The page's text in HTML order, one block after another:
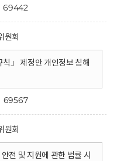
69442
원회
칙」 제정안 개인정보 침해
69567
원회
전 및 지원에 관한 법률 시